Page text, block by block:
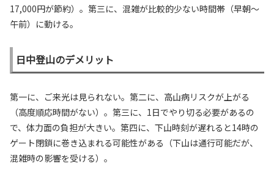
17,000円が節約）。第三に、混雑が比較的少ない時間帯（早朝〜
午前）に動ける。
日中登山のデメリット
第一に、ご来光は見られない。第二に、高山病リスクが上がる
（高度順応時間がない）。第三に、1日でやり切る必要があるの
で、体力面の負担が大きい。第四に、下山時刻が遅れると14時の
ゲート閉鎖に巻き込まれる可能性がある（下山は通行可能だが、
混雑時の影響を受ける）。